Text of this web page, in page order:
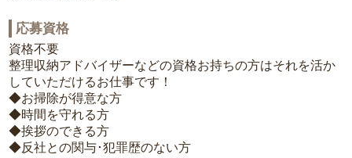
応募資格
資格不要
整理収納アドバイザーなどの資格お持ちの方はそれを活か
していただけるお仕事です！
◆お掃除が得意な方
◆時間を守れる方
◆挨拶のできる方
◆反社との関与･犯罪歴のない方